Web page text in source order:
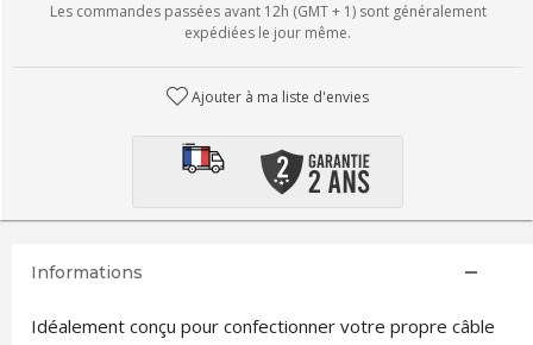
Les commandes passées avant 12h (GMT + 1) sont généralement
expédiées le jour même.
Ajouter à ma liste d'envies
Informations
Idéalement conçu pour confectionner votre propre câble